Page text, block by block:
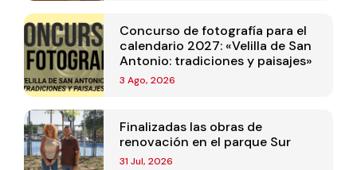
Concurso de fotografía para el
calendario 2027: «Velilla de San
Antonio: tradiciones y paisajes»
3 Ago, 2026
Finalizadas las obras de
renovación en el parque Sur
31 Jul, 2026